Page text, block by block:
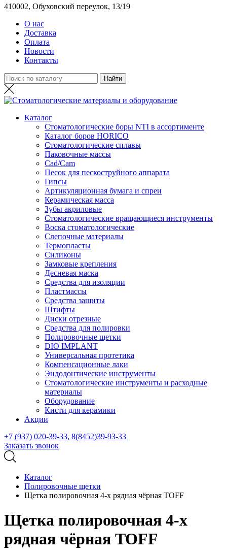
410002, Обуховский переулок, 13/19
О нас
Доставка
Оплата
Новости
Контакты
Каталог
Стоматологические боры NTI в ассортименте
Каталог боров HORICO
Стоматологические сплавы
Паковочные массы
Сad/Сam
Песок для пескоструйного аппарата
Гипсы
Артикуляционная бумага и спреи
Керамическая масса
Зубы акриловые
Стоматологические вращающиеся инструменты
Воска стоматологические
Слепочные материалы
Термопласты
Силиконы
Замковые крепления
Десневая маска
Средства для изоляции
Пластмассы
Средства защиты
Штифты
Диски отрезные
Средства для полировки
Полировочные щетки
DIO IMPLANT
Универсальная протетика
Компенсационные лаки
Эндодонтические инструменты
Стоматологические инструменты и расходные
материалы
Оборудование
Кисти для керамики
Акции
+7 (937) 020-39-33, 8(8452)39-93-33
Заказать звонок
Каталог
Полировочные щетки
Щетка полировочная 4-х рядная чёрная TOFF
Щетка полировочная 4-х
рядная чёрная TOFF